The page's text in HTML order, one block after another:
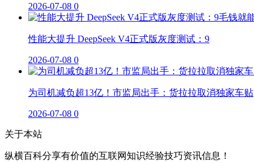
2026-07-08 0
性能大提升 DeepSeek V4正式版灰度测试：9
2026-07-08 0
为司机减负超13亿！市监局出手：货拉拉取消独家车贴
2026-07-08 0
关于本站
纵横百科分享有价值的互联网知识经验技巧资讯信息！